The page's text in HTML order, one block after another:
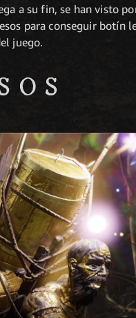
a su fin, se han visto
para conseguir botín
juego.